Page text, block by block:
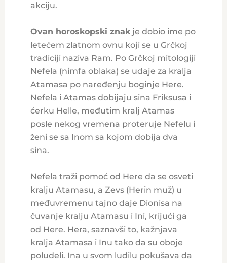
akciju.
Ovan horoskopski znakje dobio ime po
letećem zlatnom ovnu koji se u Grčkoj
tradiciji naziva Ram. Po Grčkoj mitologiji
Nefela (nimfa oblaka) se udaje za kralja
Atamasa po naređenju boginje Here.
Nefela i Atamas dobijaju sina Friksusa i
ćerku Helle, međutim kralj Atamas
posle nekog vremena proteruje Nefelu i
ženi se sa Inom sa kojom dobija dva
sina.
Nefela traži pomoć od Here da se osveti
kralju Atamasu, a Zevs (Herin muž) u
međuvremenu tajno daje Dionisa na
čuvanje kralju Atamasu i Ini, krijući ga
od Here. Hera, saznavši to, kažnjava
kralja Atamasa i Inu tako da su oboje
poludeli. Ina u svom ludilu pokušava da